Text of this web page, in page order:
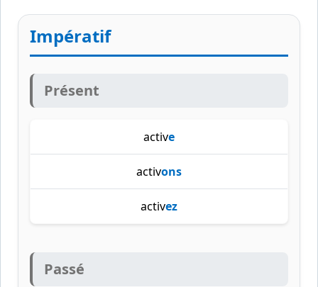
Impératif
Présent
active
activons
activez
Passé